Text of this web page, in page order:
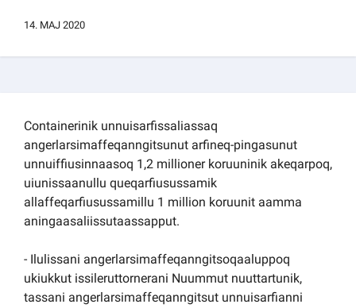
Kommuni pillugu paasissutissat
14. MAJ 2020
Containerinik unnuisarfissaliassaq
angerlarsimaffeqanngitsunut arfineq-pingasunut
unnuiffiusinnaasoq 1,2 millioner koruuninik akeqarpoq,
uiunissaanullu queqarfiusussamik
allaffeqarfiusussamillu 1 million koruunit aamma
aningaasaliissutaassapput.
- Ilulissani angerlarsimaffeqanngitsoqaaluppoq
ukiukkut issileruttornerani Nuummut nuuttartunik,
tassani angerlarsimaffeqanngitsut unnuisarfianni